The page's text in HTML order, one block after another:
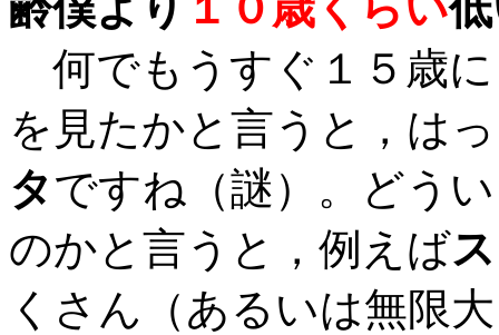
何でもうすぐ１５歳
を見たかと言うと，は
タですね（謎）。どう
のかと言うと，例えば
くさん（あるいは無限